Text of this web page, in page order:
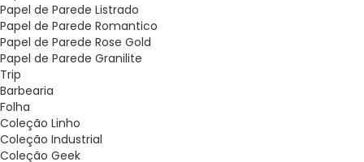
Papel de Parede Listrado
Papel de Parede Romantico
Papel de Parede Rose Gold
Papel de Parede Granilite
Trip
Barbearia
Folha
Coleção Linho
Coleção Industrial
Coleção Geek